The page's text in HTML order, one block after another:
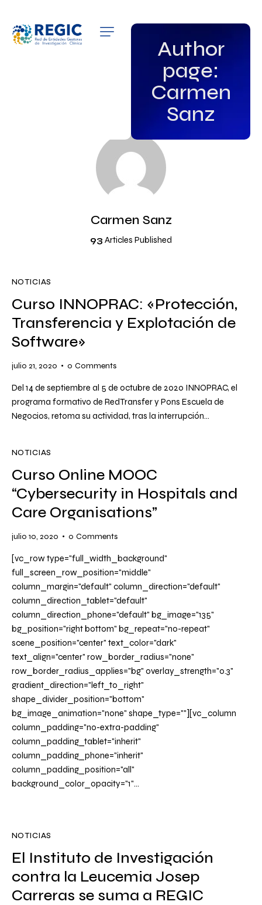
Author
page:
Carmen
Sanz
QUIÉNES SOMOS
PATROCINADORES
GRUPOS DE INTERÉS
NOTICIAS
Carmen Sanz
93 Articles Published
NOTICIAS
Curso INNOPRAC: «Protección,
Transferencia y Explotación de
Software»
julio 21, 2020 0 Comments
Del 14 de septiembre al 5 de octubre de 2020 INNOPRAC, el
programa formativo de RedTransfer y Pons Escuela de
Negocios, retoma su actividad, tras la interrupción…
NOTICIAS
Curso Online MOOC
“Cybersecurity in Hospitals and
Care Organisations”
julio 10, 2020 0 Comments
[vc_row type="full_width_background"
full_screen_row_position="middle"
column_margin="default" column_direction="default"
column_direction_tablet="default"
column_direction_phone="default" bg_image="135"
bg_position="right bottom" bg_repeat="no-repeat"
scene_position="center" text_color="dark"
text_align="center" row_border_radius="none"
row_border_radius_applies="bg" overlay_strength="0.3"
gradient_direction="left_to_right"
shape_divider_position="bottom"
bg_image_animation="none" shape_type=""][vc_column
column_padding="no-extra-padding"
column_padding_tablet="inherit"
column_padding_phone="inherit"
column_padding_position="all"
background_color_opacity="1"…
NOTICIAS
El Instituto de Investigación
contra la Leucemia Josep
Carreras se suma a REGIC